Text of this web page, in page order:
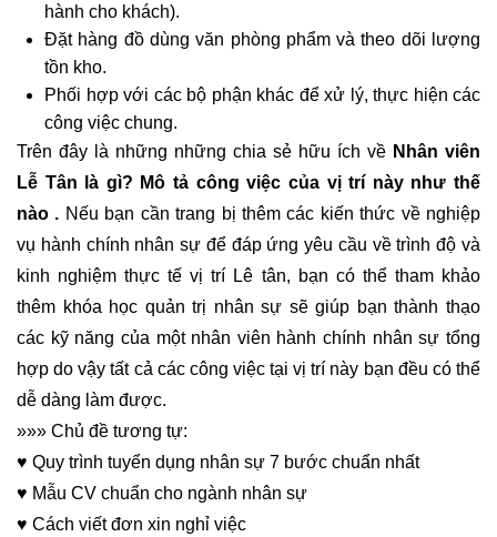
hành cho khách).
Đặt hàng đồ dùng văn phòng phẩm và theo dõi lượng
tồn kho.
Phối hợp với các bộ phận khác để xử lý, thực hiện các
công việc chung.
Trên đây là những những chia sẻ hữu ích về Nhân viên
Lễ Tân là gì? Mô tả công việc của vị trí này như thế
nào . Nếu bạn cần trang bị thêm các kiến thức về nghiệp
vụ hành chính nhân sự để đáp ứng yêu cầu về trình độ và
kinh nghiệm thực tế vị trí Lê tân, bạn có thể tham khảo
thêm khóa học quản trị nhân sự sẽ giúp bạn thành thạo
các kỹ năng của một nhân viên hành chính nhân sự tổng
hợp do vậy tất cả các công việc tại vị trí này bạn đều có thể
dễ dàng làm được.
»»» Chủ đề tương tự:
♥ Quy trình tuyển dụng nhân sự 7 bước chuẩn nhất
♥ Mẫu CV chuẩn cho ngành nhân sự
♥ Cách viếtđơn xin nghỉ việc